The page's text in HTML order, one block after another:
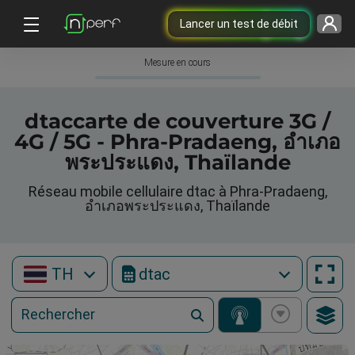
Lancer un test de débit
Mesure en cours
dtaccarte de couverture 3G /
4G / 5G - Phra-Pradaeng, อำเภอ
พระประแดง, Thaïlande
Réseau mobile cellulaire dtac à Phra-Pradaeng,
อำเภอพระประแดง, Thaïlande
TH dtac